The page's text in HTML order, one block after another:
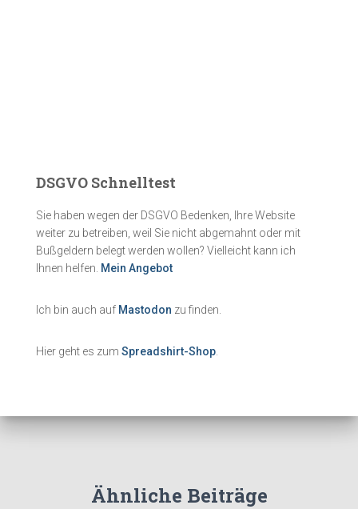
DSGVO Schnelltest
Sie haben wegen der DSGVO Bedenken, Ihre Website
weiter zu betreiben, weil Sie nicht abgemahnt oder mit
Bußgeldern belegt werden wollen? Vielleicht kann ich
Ihnen helfen. Mein Angebot
Ich bin auch auf Mastodon zu finden.
Hier geht es zum Spreadshirt-Shop
Ähnliche Beiträge